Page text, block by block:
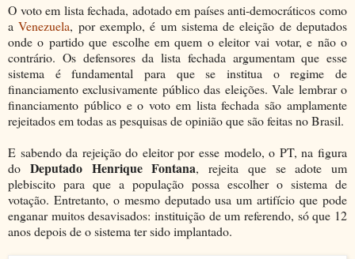
O voto em lista fechada, adotado em países anti-democráticos como
aVenezuela, por exemplo, é um sistema de eleição de deputados
onde o partido que escolhe em quem o eleitor vai votar, e não o
contrário. Os defensores da lista fechada argumentam que esse
sistema é fundamental para que se institua o regime de
financiamento exclusivamente público das eleições. Vale lembrar o
financiamento público e o voto em lista fechada são amplamente
rejeitados em todas as pesquisas de opinião que são feitas no Brasil.
E sabendo da rejeição do eleitor por esse modelo, o PT, na figura
do Deputado Henrique Fontana, rejeita que se adote um
plebiscito para que a população possa escolher o sistema de
votação. Entretanto, o mesmo deputado usa um artifício que pode
enganar muitos desavisados: instituição de um referendo, só que 12
anos depois de o sistema ter sido implantado.